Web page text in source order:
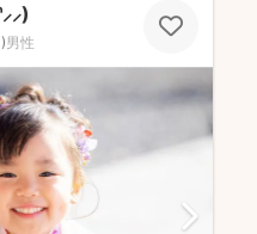
)男性